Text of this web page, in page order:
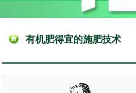
有机肥得宜的施肥技术